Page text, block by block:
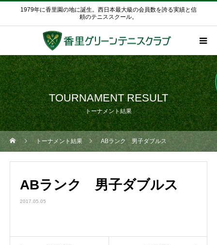
1979年に香里園の地に誕生。西日本最大級の会員数を誇る実績と信
頼のテニススクール。
TOURNAMENT RESULT
トーナメント結果
トーナメント結果 ABランク 男子ダブルス
ABランク 男子ダブルス
2017.05.05